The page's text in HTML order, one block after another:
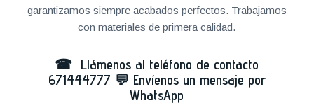
garantizamos siempre acabados perfectos. Trabajamos
con materiales de primera calidad.
☎ Llámenos al teléfono de contacto
671444777 💬 Envíenos un mensaje por
WhatsApp